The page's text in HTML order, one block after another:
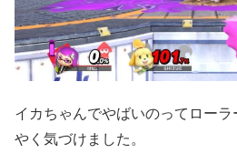
イカちゃんでやばいのってローラ
やく気づけました。